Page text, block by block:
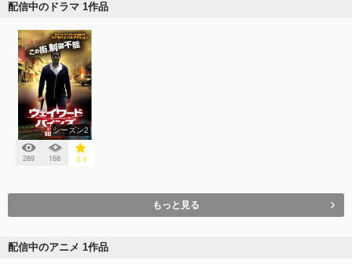
配信中のドラマ 1作品
シーズン2
289 168 3.4
もっと見る
配信中のアニメ 1作品